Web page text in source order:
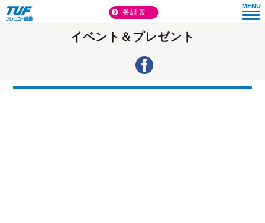
MENU
番組表
イベント＆プレゼント